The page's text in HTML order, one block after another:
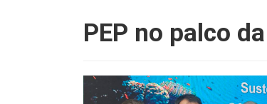
PEP no palco